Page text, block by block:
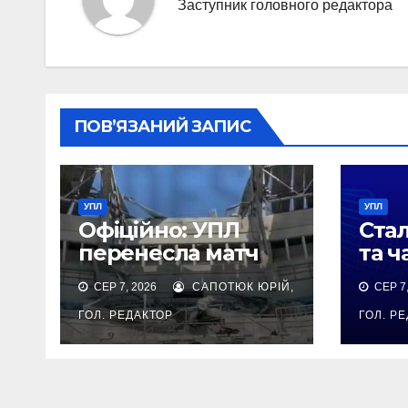
Заступник головного редактора
ПОВ’ЯЗАНИЙ ЗАПИС
УПЛ
Офіційно: УПЛ
перенесла матч
Чорноморець —
Колос через
обстріл стадіону в
Одесі
СЕР 7, 2026 САПОТЮК ЮРІЙ,
ГОЛ. РЕДАКТОР
УПЛ
та
СЕР
ГОЛ.